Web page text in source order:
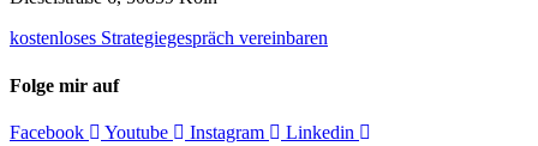
kostenloses Strategiegespräch vereinbaren
Folge mir auf
Facebook Youtube Instagram Linkedin